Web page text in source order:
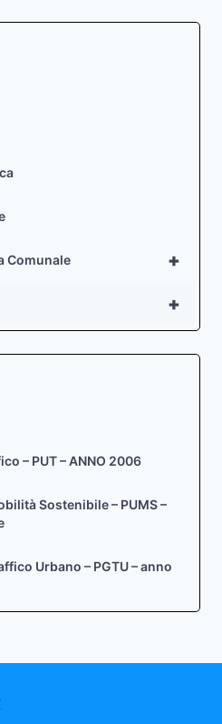
+
Comunale
+
– PUT – ANNO 2006
Sostenibile – PUMS –
Urbano – PGTU – anno